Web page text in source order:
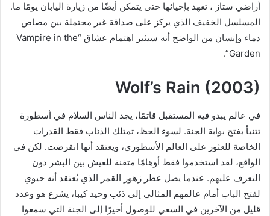
أراضي ستاز ، تعهد بإحيائها حتى يتمكن أيضًا من زيارة اليابان يومًا ما.
المسلسل الخفيف الذي يركز على صداقة غير محتملة بين مصاص
دماء وإنسان من الواضح أنه سيثير اهتمام عشاق “Vampire in the
Garden”.
Wolf’s Rain (2003)
في عالم يبدو فيه المستقبل قاتمًا، يجد الناس السلام في أسطورة
تتنبأ بفتح بوابة الجنة. لسوء الحظ، تمتلك الذئاب فقط القدرات
الخاصة للعثور على العالم الأسطوري، ويعتقد أنها انقرضت. لكن في
الواقع، لقد استخدموا فقط أوهامًا متقنة للعيش بين البشر دون
التعرف عليهم. عندما يصل عطر زهور القمر الذي يُعتقد أنه حيوي
لفتح الباب أمام عالمهم المثالي إلى ذئب وحيد كيبا، يشرع هو وعدد
قليل من الآخرين في السعي للوصول أخيرًا إلى الجنة التي سمعوا